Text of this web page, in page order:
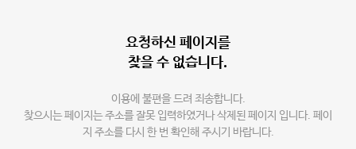
요청하신 페이지를
찾을 수 없습니다.
이용에 불편을 드려 죄송합니다.
찾으시는 페이지는 주소를 잘못 입력하였거나 삭제된 페이지 입니다. 페이
지 주소를 다시 한 번 확인해 주시기 바랍니다.